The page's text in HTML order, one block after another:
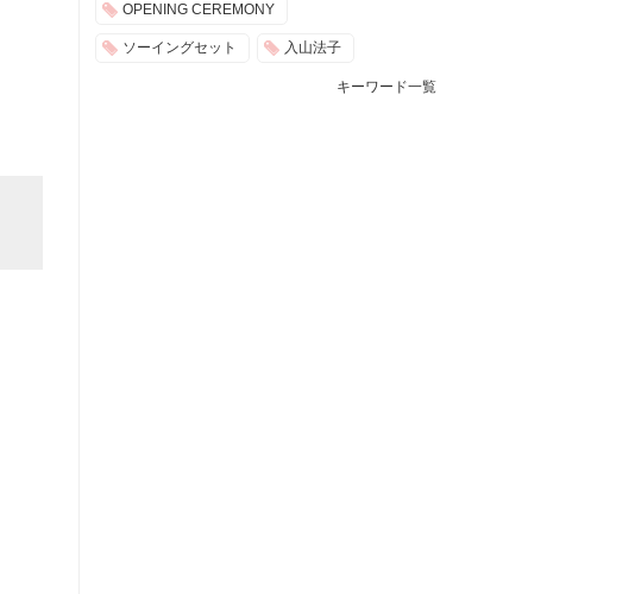
OPENING CEREMONY
ソーイングセット 入山法子
キーワード一覧